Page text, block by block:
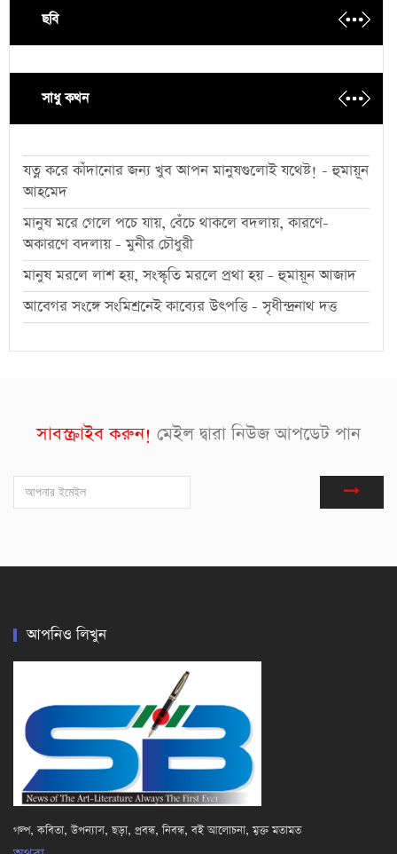
ছবি
সাধু কথন
যত্ন করে কাঁদানোর জন্য খুব আপন মানুষগুলোই যথেষ্ট! - হুমায়ূন
আহমেদ
মানুষ মরে গেলে পচে যায়, বেঁচে থাকলে বদলায়, কারণে-
অকারণে বদলায় - মুনীর চৌধুরী
মানুষ মরলে লাশ হয়, সংস্কৃতি মরলে প্রথা হয় - হুমায়ূন আজাদ
আবেগর সংঙ্গে সংমিশ্রনেই কাব্যের উৎপত্তি - সৃধীন্দ্রনাথ দত্ত
সাবস্ক্রাইব করুন! মেইল দ্বারা নিউজ আপডেট পান
আপনিও লিখুন
গল্প, কবিতা, উপন্যাস, ছড়া, প্রবন্ধ, নিবন্ধ, বই আলোচনা, মুক্ত মতামত